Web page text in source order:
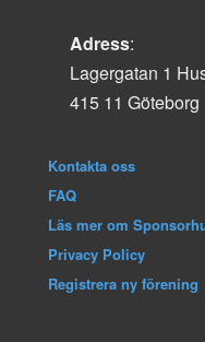
Adress:
Lagergatan 1
415 11 Göteborg
Kontakta oss
FAQ
Läs mer om
Privacy Policy
Registrera ny förening